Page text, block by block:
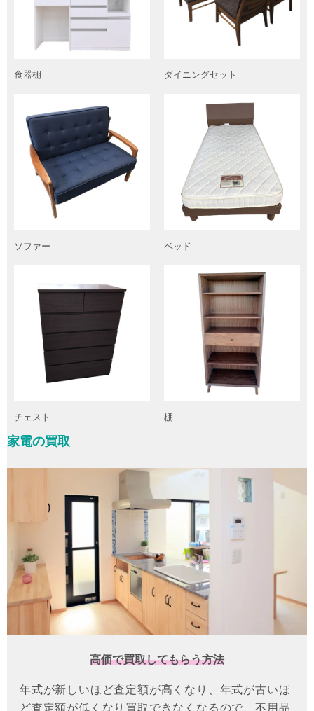
食器棚 ダイニングセット
ソファー ベッド
チェスト 棚
家電の買取
高価で買取してもらう方法
年式が新しいほど査定額が高くなり、年式が古いほ
ど査定額が低くなり買取できなくなるので、不用品